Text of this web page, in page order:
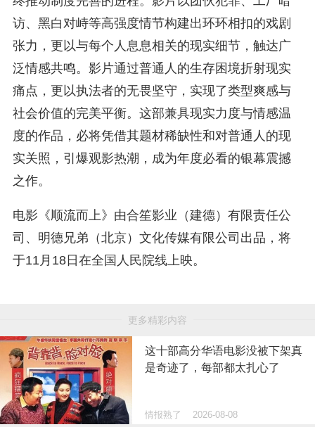
访、黑白对峙等高强度情节构建出环环相扣的戏剧
张力，更以与每个人息息相关的现实细节，触达广
泛情感共鸣。影片通过普通人的生存困境折射现实
痛点，更以执法者的无畏坚守，实现了类型爽感与
社会价值的完美平衡。这部兼具现实力度与情感温
度的作品，必将凭借其题材稀缺性和对普通人的现
实关照，引爆观影热潮，成为年度必看的银幕震撼
之作。
电影《顺流而上》由合笙影业（建德）有限责任公
司、明德兄弟（北京）文化传媒有限公司出品，将
于11月18日在全国人民院线上映。
更多精彩内容
这十部高分华语电影没被下架真
是奇迹了，每部都太扎心了
情报熟了 2026-08-08